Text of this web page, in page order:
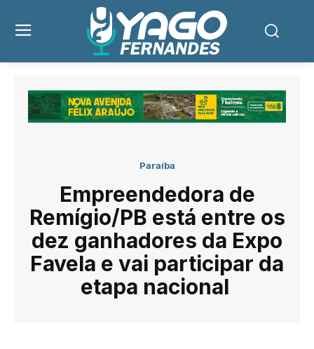
Paraíba
Empreendedora de
Remígio/PB está entre os
dez ganhadores da Expo
Favela e vai participar da
etapa nacional